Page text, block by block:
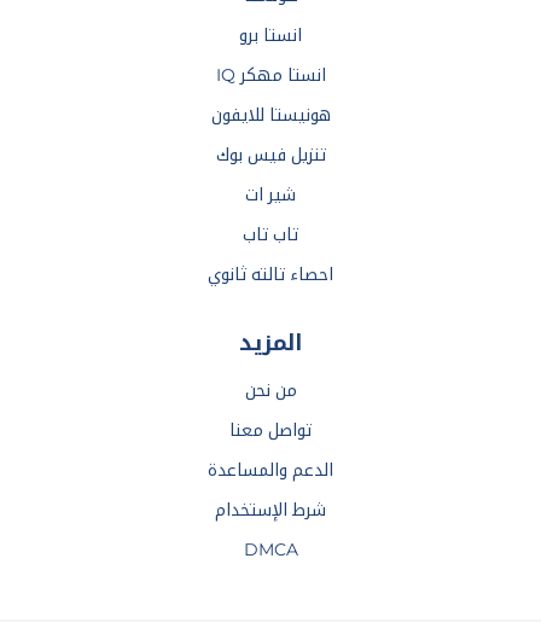
انستا برو
انستا مهكر IQ
هونيستا للايفون
تنزيل فيس بوك
شير ات
تاب تاب
احصاء تالته ثانوي
المزيد
من نحن
تواصل معنا
الدعم والمساعدة
شرط الإستخدام
DMCA